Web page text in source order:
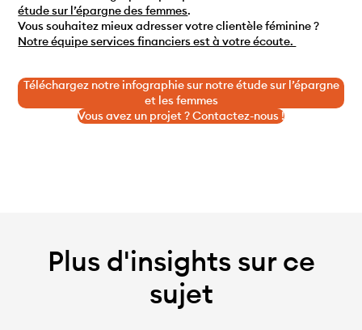
étude sur l’épargne des femmes.
Vous souhaitez mieux adresser votre clientèle féminine ?
Notre équipe services financiers est à votre écoute.
Téléchargez notre infographie sur notre étude sur l’épargne
et les femmes
Vous avez un projet ? Contactez-nous !
Plus d'insights sur ce
sujet